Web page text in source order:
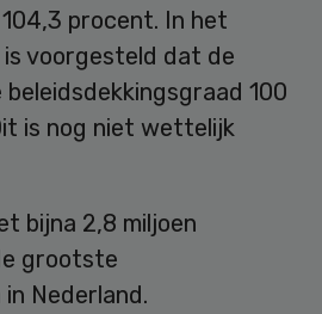
procent. In het
is voorgesteld dat de
beleidsdekkingsgraad 100
is nog niet wettelijk
bijna 2,8 miljoen
grootste
Nederland.